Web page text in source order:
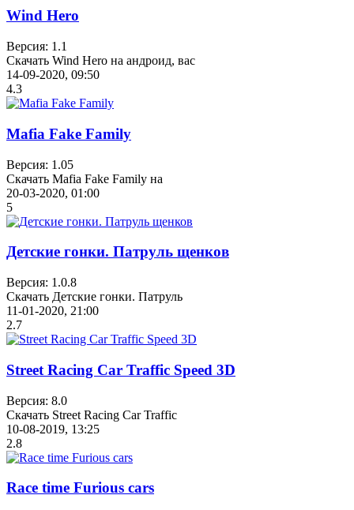
Wind Hero
Версия: 1.1
Скачать Wind Hero на андроид, вас
14-09-2020, 09:50
4.3
Mafia Fake Family
Версия: 1.05
Скачать Mafia Fake Family на
20-03-2020, 01:00
5
Детские гонки. Патруль щенков
Версия: 1.0.8
Скачать Детские гонки. Патруль
11-01-2020, 21:00
2.7
Street Racing Car Traffic Speed 3D
Версия: 8.0
Скачать Street Racing Car Traffic
10-08-2019, 13:25
2.8
Race time Furious cars